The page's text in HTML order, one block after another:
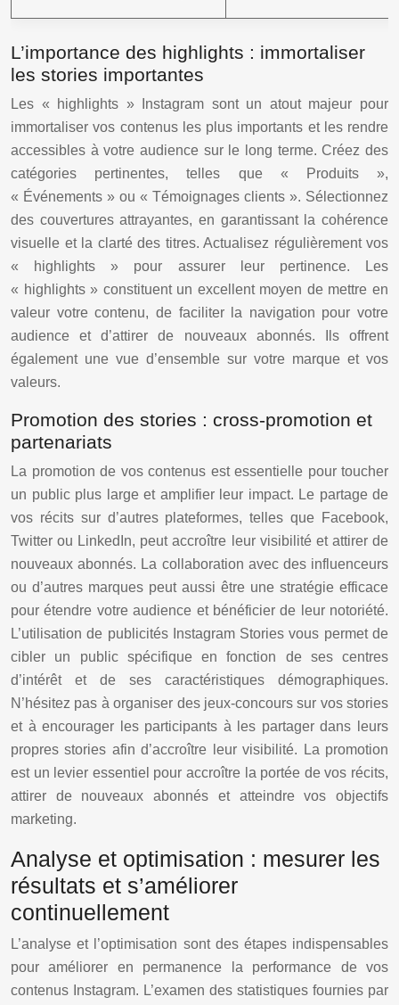
L’importance des highlights : immortaliser
les stories importantes
Les « highlights » Instagram sont un atout majeur pour
immortaliser vos contenus les plus importants et les rendre
accessibles à votre audience sur le long terme. Créez des
catégories pertinentes, telles que « Produits »,
« Événements » ou « Témoignages clients ». Sélectionnez
des couvertures attrayantes, en garantissant la cohérence
visuelle et la clarté des titres. Actualisez régulièrement vos
« highlights » pour assurer leur pertinence. Les
« highlights » constituent un excellent moyen de mettre en
valeur votre contenu, de faciliter la navigation pour votre
audience et d’attirer de nouveaux abonnés. Ils offrent
également une vue d’ensemble sur votre marque et vos
valeurs.
Promotion des stories : cross-promotion et
partenariats
La promotion de vos contenus est essentielle pour toucher
un public plus large et amplifier leur impact. Le partage de
vos récits sur d’autres plateformes, telles que Facebook,
Twitter ou LinkedIn, peut accroître leur visibilité et attirer de
nouveaux abonnés. La collaboration avec des influenceurs
ou d’autres marques peut aussi être une stratégie efficace
pour étendre votre audience et bénéficier de leur notoriété.
L’utilisation de publicités Instagram Stories vous permet de
cibler un public spécifique en fonction de ses centres
d’intérêt et de ses caractéristiques démographiques.
N’hésitez pas à organiser des jeux-concours sur vos stories
et à encourager les participants à les partager dans leurs
propres stories afin d’accroître leur visibilité. La promotion
est un levier essentiel pour accroître la portée de vos récits,
attirer de nouveaux abonnés et atteindre vos objectifs
marketing.
Analyse et optimisation : mesurer les
résultats et s’améliorer
continuellement
L’analyse et l’optimisation sont des étapes indispensables
pour améliorer en permanence la performance de vos
contenus Instagram. L’examen des statistiques fournies par